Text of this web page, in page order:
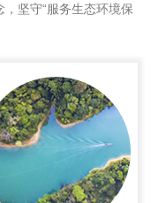
，坚守“服务生态环境保